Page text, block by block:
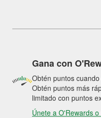
Gana con
Obtén puntos
Obtén puntos más
limitado con puntos
Únete a O'Rewards